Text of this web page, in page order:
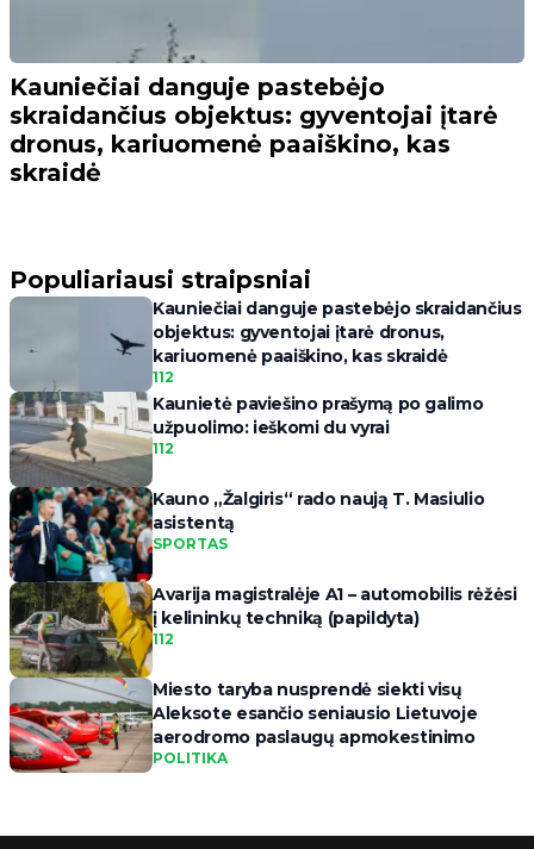
Kauniečiai danguje pastebėjo
skraidančius objektus: gyventojai įtarė
dronus, kariuomenė paaiškino, kas
skraidė
Populiariausi straipsniai
Kauniečiai danguje pastebėjo skraidančius
objektus: gyventojai įtarė dronus,
kariuomenė paaiškino, kas skraidė
112
Kaunietė paviešino prašymą po galimo
užpuolimo: ieškomi du vyrai
112
Kauno „Žalgiris“ rado naują T. Masiulio
asistentą
SPORTAS
Avarija magistralėje A1 – automobilis rėžėsi
į kelininkų techniką (papildyta)
112
Miesto taryba nusprendė siekti visų
Aleksote esančio seniausio Lietuvoje
aerodromo paslaugų apmokestinimo
POLITIKA